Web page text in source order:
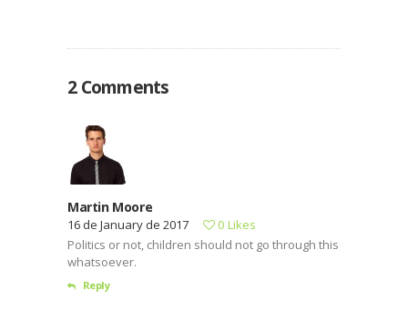
et dolore magnam dolor sit amet, consectetur…
2 Comments
Martin Moore
16 de January de 2017 0 Likes
Politics or not, children should not go through this
whatsoever.
Reply